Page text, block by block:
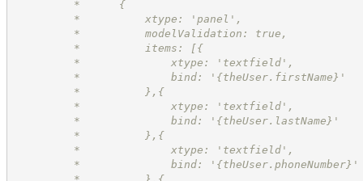
*      {
*          xtype: 'panel',
*          modelValidation: true,
*          items: [{
*              xtype: 'textfield',
*              bind: '{theUser.firstName}'
*          },{
*              xtype: 'textfield',
*              bind: '{theUser.lastName}'
*          },{
*              xtype: 'textfield',
*              bind: '{theUser.phoneNumber}'
*          },{